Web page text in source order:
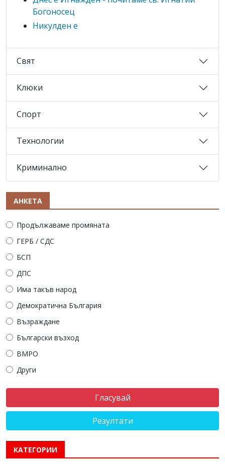
Богоносец
Никулден е
Свят
Клюки
Спорт
Технологии
Криминално
АНКЕТА
Продължаваме промяната
ГЕРБ / СДС
БСП
ДПС
Има такъв народ
Демократична България
Възраждане
Български възход
ВМРО
Други
Резултати
КАТЕГОРИИ